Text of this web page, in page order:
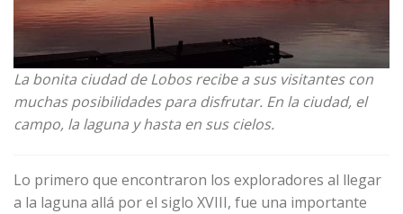
La bonita ciudad de Lobos recibe a sus visitantes con
muchas posibilidades para disfrutar. En la ciudad, el
campo, la laguna y hasta en sus cielos.
Lo primero que encontraron los exploradores al llegar
a la laguna allá por el siglo XVIII, fue una importante